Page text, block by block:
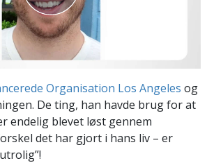
Organisation Los Angeles og
De ting, han havde brug for at
endelig blevet løst gennem
det har gjort i hans liv – er